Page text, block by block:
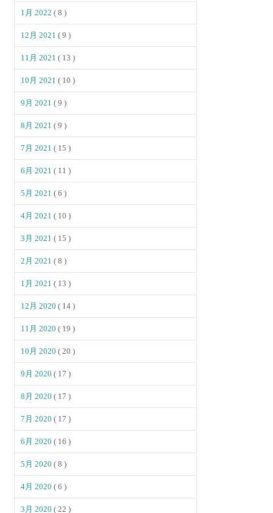
1月 2022( 8 )
12月 2021( 9 )
11月 2021( 13 )
10月 2021( 10 )
9月 2021( 9 )
8月 2021( 9 )
7月 2021( 15 )
6月 2021( 11 )
5月 2021( 6 )
4月 2021( 10 )
3月 2021( 15 )
2月 2021( 8 )
1月 2021( 13 )
12月 2020( 14 )
11月 2020( 19 )
10月 2020( 20 )
9月 2020( 17 )
8月 2020( 17 )
7月 2020( 17 )
6月 2020( 16 )
5月 2020( 8 )
4月 2020( 6 )
3月 2020( 22 )